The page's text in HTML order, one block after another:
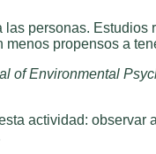
personas. Estudios
propensos a
of Environmental
actividad: